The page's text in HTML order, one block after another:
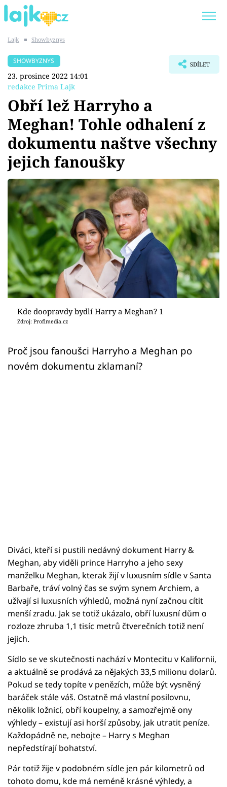
SHOPAHOLICADEL
Témata
Showbyznys
Youtubeři
Virály
Sex a vztahy
Videa
Sledujte prima+
Přihlášení
Sledujte nás
Lajk ■ Showbyznys
SHOWBYZNYS
23. prosince 2022 14:01
redakce Prima Lajk
SDÍLET
Obří lež Harryho a
Meghan! Tohle odhalení z
dokumentu naštve všechny
jejich fanoušky
Kde doopravdy bydlí Harry a Meghan? 1
Zdroj: Profimedia.cz
Proč jsou fanoušci Harryho a Meghan po
novém dokumentu zklamaní?
Diváci, kteří si pustili nedávný dokument Harry &
Meghan, aby viděli prince Harryho a jeho sexy
manželku Meghan, kterak žijí v luxusním sídle v Santa
Barbaře, tráví volný čas se svým synem Archiem, a
užívají si luxusních výhledů, možná nyní začnou cítit
menší zradu. Jak se totiž ukázalo, obří luxusní dům o
rozloze zhruba 1,1 tisíc metrů čtverečních totiž není
jejich.
Sídlo se ve skutečnosti nachází v Montecitu v Kalifornii,
a aktuálně se prodává za nějakých 33,5 milionu dolarů.
Pokud se tedy topíte v penězích, může být vysněný
baráček stále váš. Ostatně má vlastní posilovnu,
několik ložnicí, obří koupelny, a samozřejmě ony
výhledy – existují asi horší způsoby, jak utratit peníze.
Každopádně ne, nebojte – Harry s Meghan
nepředstírají bohatství.
Pár totiž žije v podobném sídle jen pár kilometrů od
tohoto domu, kde má neméně krásné výhledy, a